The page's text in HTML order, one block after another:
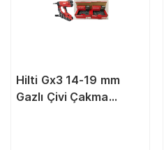
Hilti Gx3 14-19 mm
Gazlı Çivi Çakma